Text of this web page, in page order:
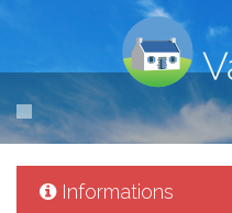
Informations
pressés: Connectez vous à